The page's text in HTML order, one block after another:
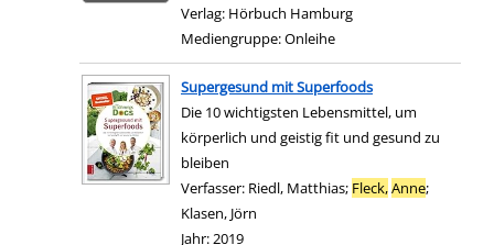
Verlag: Hörbuch Hamburg
Mediengruppe:Onleihe
Zum
Supergesund mit Superfoods
Die 10 wichtigsten Lebensmittel, um
körperlich und geistig fit und gesund zu
bleiben
Verfasser: Riedl, Matthias; Fleck,Anne;
Klasen, Jörn
Jahr:2019